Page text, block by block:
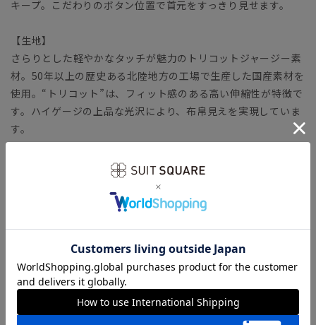
キープ。こだわりのボタン位置で首元をすっきり見せます。
【生地】
さらりとした軽やかなタッチが魅力のトリコットジャージー素
材。50年以上の歴史ある北陸地方の工場で生産した国産素材を
使用。“トリコット”は、フィット感のある高い伸縮性が特徴で
す。ハイゲージの上品な光沢により、布帛見えを実現していま
す。
ノンアイロン／言葉通り“アイロン掛けが不要”な、画期的な
『NON IRON』ドレスシャツです。
ウォッシャブル／汚れてもご家庭で簡単にお洗濯が可能です。
ストレッチ／タテヨコに伸びる優れた伸縮性により快適な着心
地を叶えます。
防シワ／着用中シワになりにくく、洗濯後に残りがちなシワも
防ぎます。
速乾／汗をかいてもさらりとした着心地が持続。夜洗って、朝